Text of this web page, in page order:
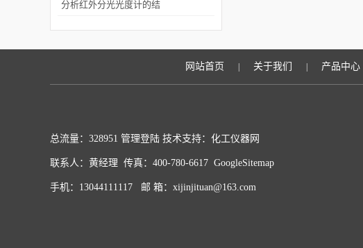
用注意事项介绍
分析红外分光光度计的结
网站首页 关于我们 产品中心
总流量：328951 管理登陆 技术支持：化工仪器网
联系人：黄经理 传真：400-780-6617 GoogleSitemap
手机：13044111117 邮 箱：xijinjituan@163.com